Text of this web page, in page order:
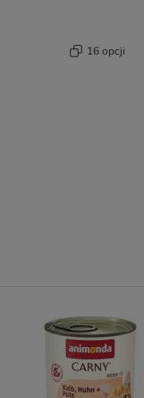
16 opcji